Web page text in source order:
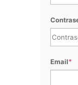
Email*